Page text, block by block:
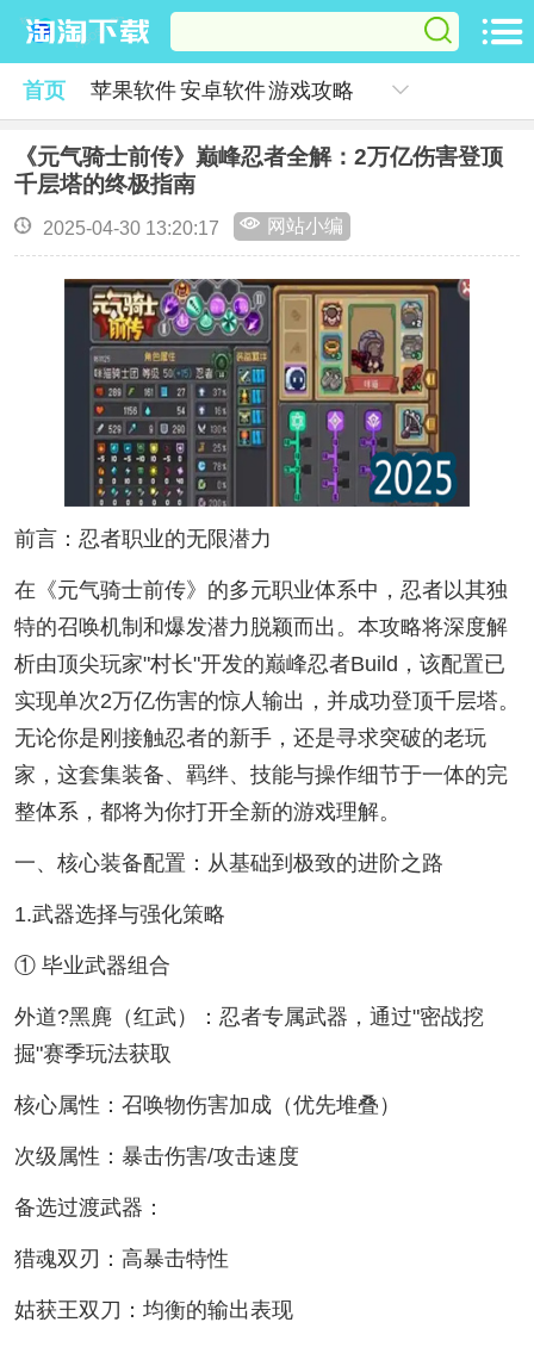
首页 苹果软件安卓软件游戏攻略
《元气骑士前传》巅峰忍者全解：2万亿伤害登顶
千层塔的终极指南
2025-04-30 13:20:17 网站小编
前言：忍者职业的无限潜力
在《元气骑士前传》的多元职业体系中，忍者以其独
特的召唤机制和爆发潜力脱颖而出。本攻略将深度解
析由顶尖玩家"村长"开发的巅峰忍者Build，该配置已
实现单次2万亿伤害的惊人输出，并成功登顶千层塔。
无论你是刚接触忍者的新手，还是寻求突破的老玩
家，这套集装备、羁绊、技能与操作细节于一体的完
整体系，都将为你打开全新的游戏理解。
一、核心装备配置：从基础到极致的进阶之路
1.武器选择与强化策略
① 毕业武器组合
外道?黑麂（红武）：忍者专属武器，通过"密战挖
掘"赛季玩法获取
核心属性：召唤物伤害加成（优先堆叠）
次级属性：暴击伤害/攻击速度
备选过渡武器：
猎魂双刃：高暴击特性
姑获王双刀：均衡的输出表现